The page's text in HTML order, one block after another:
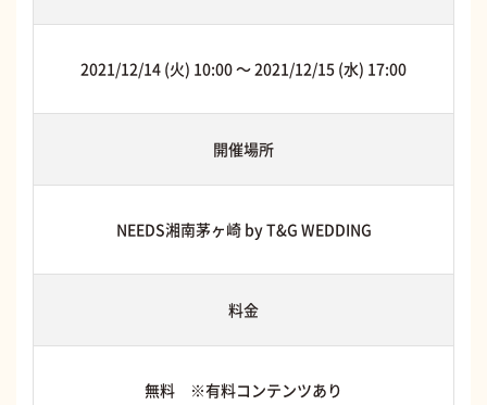
2021/12/14 (火) 10:00 〜 2021/12/15 (水) 17:00
開催場所
NEEDS湘南茅ヶ崎 by T&G WEDDING
料金
無料 ※有料コンテンツあり